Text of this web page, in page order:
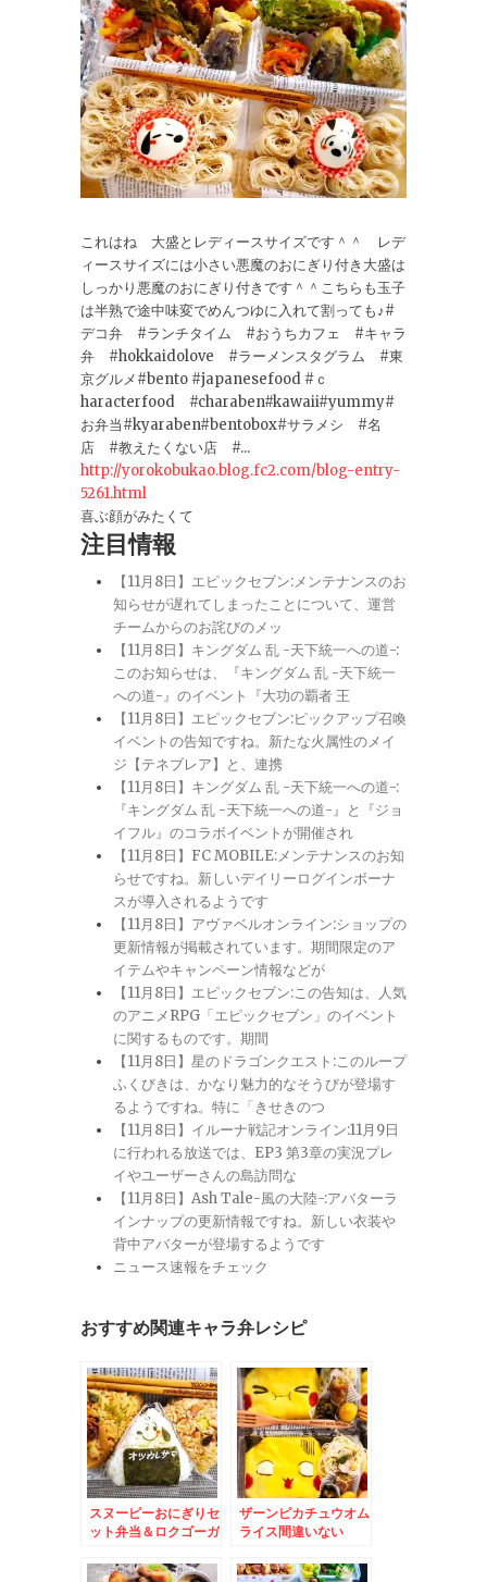
これはね 大盛とレディースサイズです＾＾ レデ
ィースサイズには小さい悪魔のおにぎり付き大盛は
しっかり悪魔のおにぎり付きです＾＾こちらも玉子
は半熟で途中味変でめんつゆに入れて割っても♪#
デコ弁 #ランチタイム #おうちカフェ #キャラ
弁 #hokkaidolove #ラーメンスタグラム #東
京グルメ#bento #japanesefood #ｃ
haracterfood #charaben#kawaii#yummy#
お弁当#kyaraben#bentobox#サラメシ #名
店 #教えたくない店 #...
http://yorokobukao.blog.fc2.com/blog-entry-
5261.html
喜ぶ顔がみたくて
注目情報
【11月8日】エピックセブン:メンテナンスのお
知らせが遅れてしまったことについて、運営
チームからのお詫びのメッ
【11月8日】キングダム 乱 -天下統一への道-:
このお知らせは、『キングダム 乱 -天下統一
への道-』のイベント『大功の覇者 王
【11月8日】エピックセブン:ピックアップ召喚
イベントの告知ですね。新たな火属性のメイ
ジ【テネブレア】と、連携
【11月8日】キングダム 乱 -天下統一への道-:
『キングダム 乱 -天下統一への道-』と『ジョ
イフル』のコラボイベントが開催され
【11月8日】FC MOBILE:メンテナンスのお知
らせですね。新しいデイリーログインボーナ
スが導入されるようです
【11月8日】アヴァベルオンライン:ショップの
更新情報が掲載されています。期間限定のア
イテムやキャンペーン情報などが
【11月8日】エピックセブン:この告知は、人気
のアニメRPG「エピックセブン」のイベント
に関するものです。期間
【11月8日】星のドラゴンクエスト:このループ
ふくびきは、かなり魅力的なそうびが登場す
るようですね。特に「きせきのつ
【11月8日】イルーナ戦記オンライン:11月9日
に行われる放送では、EP3 第3章の実況プレ
イやユーザーさんの島訪問な
【11月8日】Ash Tale-風の大陸-:アバターラ
インナップの更新情報ですね。新しい衣装や
背中アバターが登場するようです
ニュース速報をチェック
おすすめ関連キャラ弁レシピ
スヌーピーおにぎりセ
ット弁当＆ロクゴーガ
絶♪
ザーンピカチュウオム
ライス間違いない
の「みたらし団子」♪